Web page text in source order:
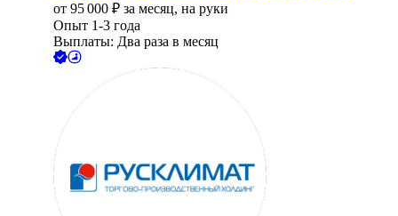
от 95 000 ₽ за месяц, на руки
Опыт 1-3 года
Выплаты: Два раза в месяц